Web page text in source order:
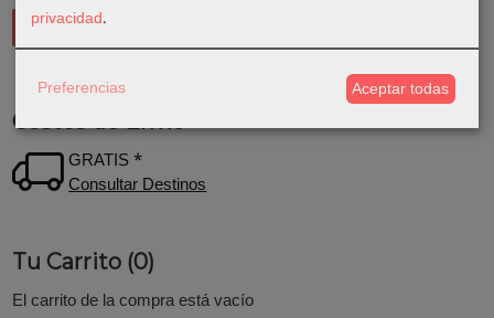
Costes de Envío
GRATIS *
Consultar Destinos
Tu Carrito (0)
El carrito de la compra está vacío
privacidad.
Preferencias Aceptar todas